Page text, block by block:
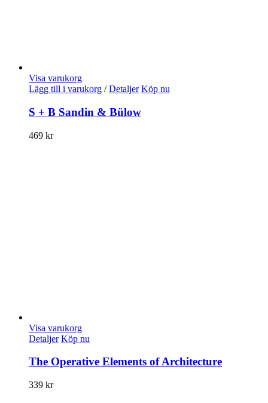
Visa varukorg
Lägg till i varukorg / Detaljer Köp nu
S + B Sandin & Bülow
469 kr
Visa varukorg
Detaljer Köp nu
The Operative Elements of Architecture
339 kr